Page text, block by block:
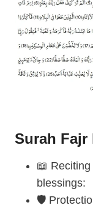
Surah Fajr
📖
blessings:
🛡️